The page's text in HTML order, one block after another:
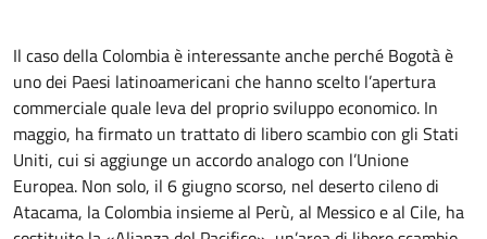
Il caso della Colombia è interessante anche perché Bogotà è
uno dei Paesi latinoamericani che hanno scelto l’apertura
commerciale quale leva del proprio sviluppo economico. In
maggio, ha firmato un trattato di libero scambio con gli Stati
Uniti, cui si aggiunge un accordo analogo con l’Unione
Europea. Non solo, il 6 giugno scorso, nel deserto cileno di
Atacama, la Colombia insieme al Perù, al Messico e al Cile, ha